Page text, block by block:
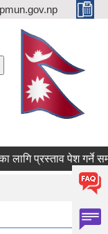
प्रस्ताव पेश गर्ने